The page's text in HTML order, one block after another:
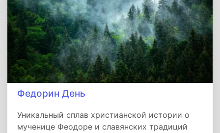
Федорин День
Уникальный сплав христианской истории о
мученице Феодоре и славянских традиций